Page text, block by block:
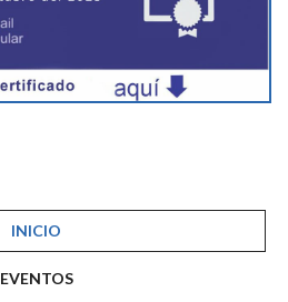
INICIO
EVENTOS